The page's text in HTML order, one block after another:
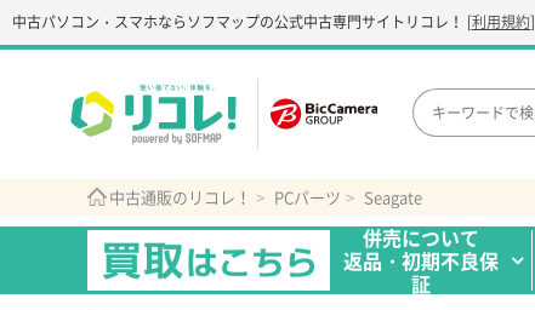
中古パソコン・スマホならソフマップの公式中古専門サイト リコレ！ [利用規約]
中古通販のリコレ！ PCパーツ Seagate
併売について
返品・初期不良保
証